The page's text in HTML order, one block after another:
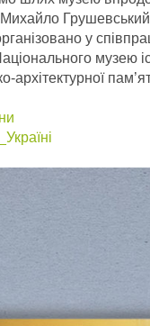
у
музею
архітектурної
Україні